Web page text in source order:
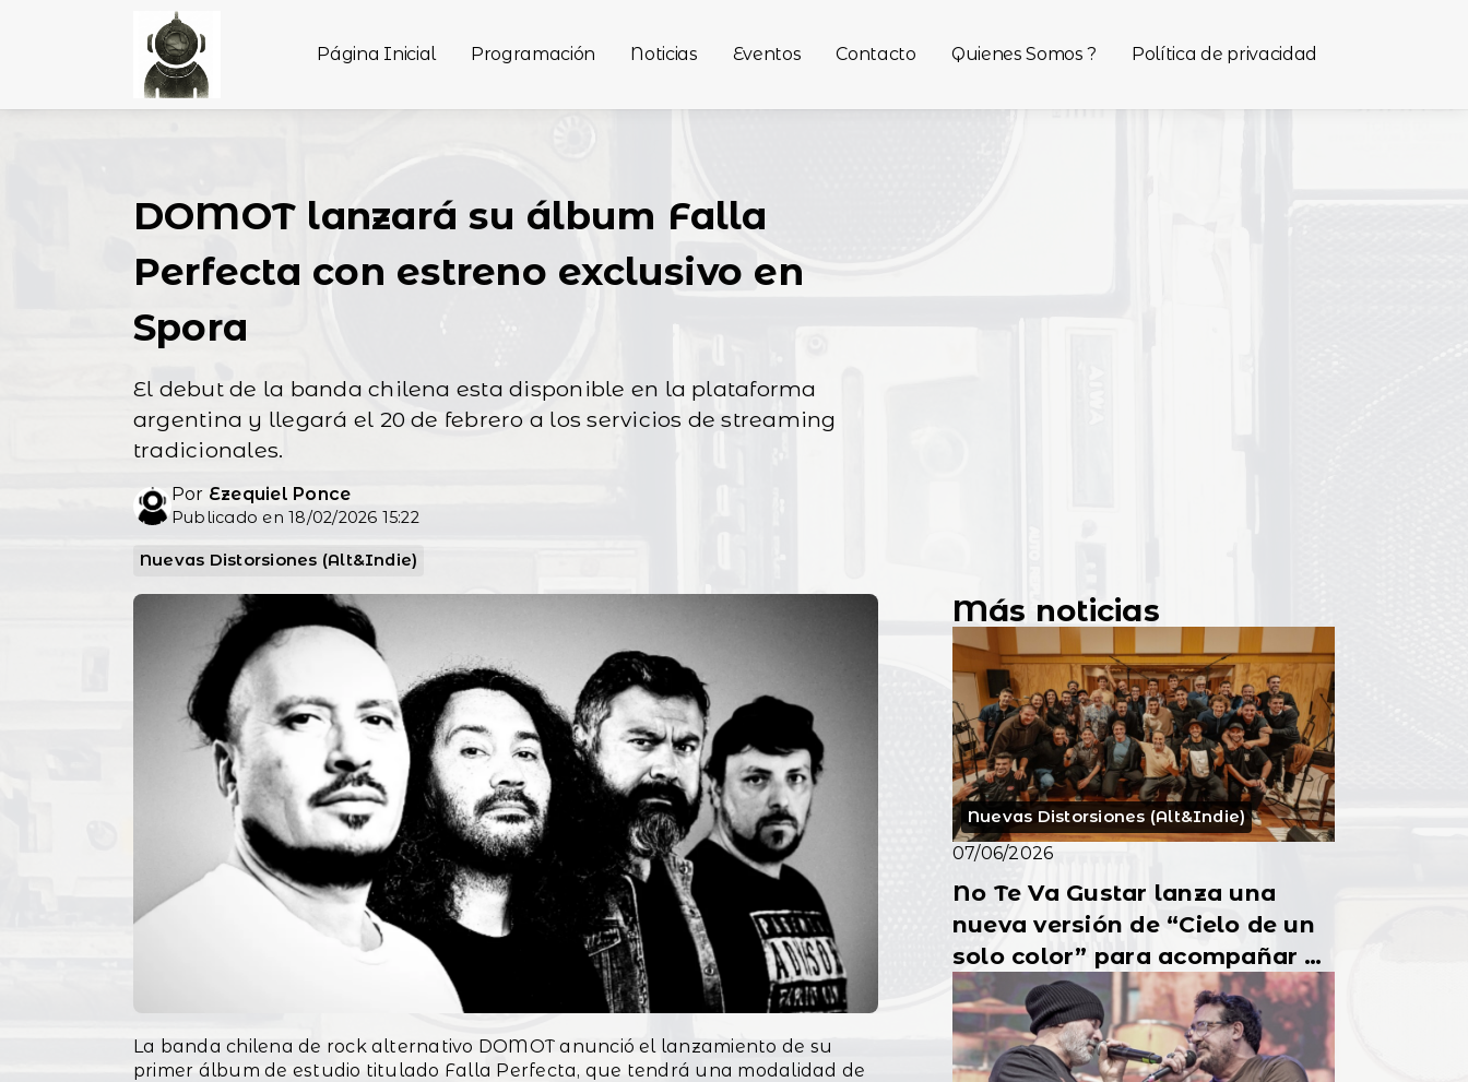
Página Inicial Programación Noticias Eventos Contacto Quienes Somos ? Política de privacidad
DOMOT lanzará su álbum Falla
Perfecta con estreno exclusivo en
Spora
El debut de la banda chilena esta disponible en la plataforma
argentina y llegará el 20 de febrero a los servicios de streaming
tradicionales.
Por Ezequiel Ponce
Publicado en 18/02/2026 15:22
Nuevas Distorsiones (Alt&Indie)
La banda chilena de rock alternativo DOMOT anunció el lanzamiento de su
primer álbum de estudio titulado Falla Perfecta, que tendrá una modalidad de
Más noticias
Nuevas Distorsiones (Alt&Indie)
07/06/2026
No Te Va Gustar lanza una
nueva versión de “Cielo de un
solo color” para acompañar a
la selección uruguaya en el
Mundial